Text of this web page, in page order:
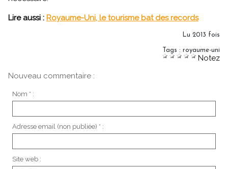
Lire aussi : Royaume-Uni, le tourisme bat des records
Lu 2013 fois
Tags : royaume-uni
Notez
Nouveau commentaire :
Nom * :
Adresse email (non publiée) * :
Site web :